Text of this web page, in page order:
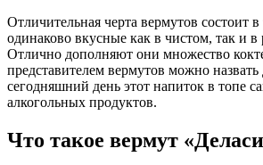
Отличительная черта вермутов состоит
одинаково вкусные как в чистом, так и в
Отлично дополняют они множество
представителем вермутов можно
сегодняшний день этот напиток в топе
алкогольных продуктов.
Что такое вермут